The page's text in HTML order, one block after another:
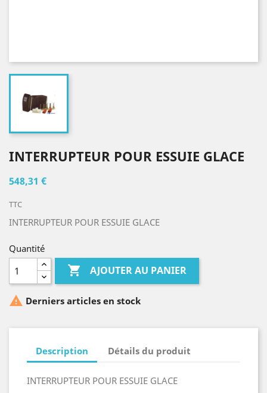
INTERRUPTEUR POUR ESSUIE GLACE
548,31 €
TTC
INTERRUPTEUR POUR ESSUIE GLACE
Quantité
 AJOUTER AU PANIER
 Derniers articles en stock
Description Détails du produit
INTERRUPTEUR POUR ESSUIE GLACE